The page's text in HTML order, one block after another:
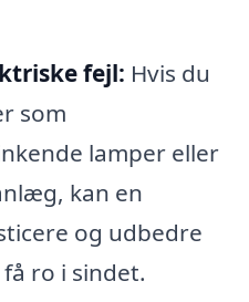
fejl: Hvis du
som
lamper eller
kan en
og udbedre
ro i sindet.